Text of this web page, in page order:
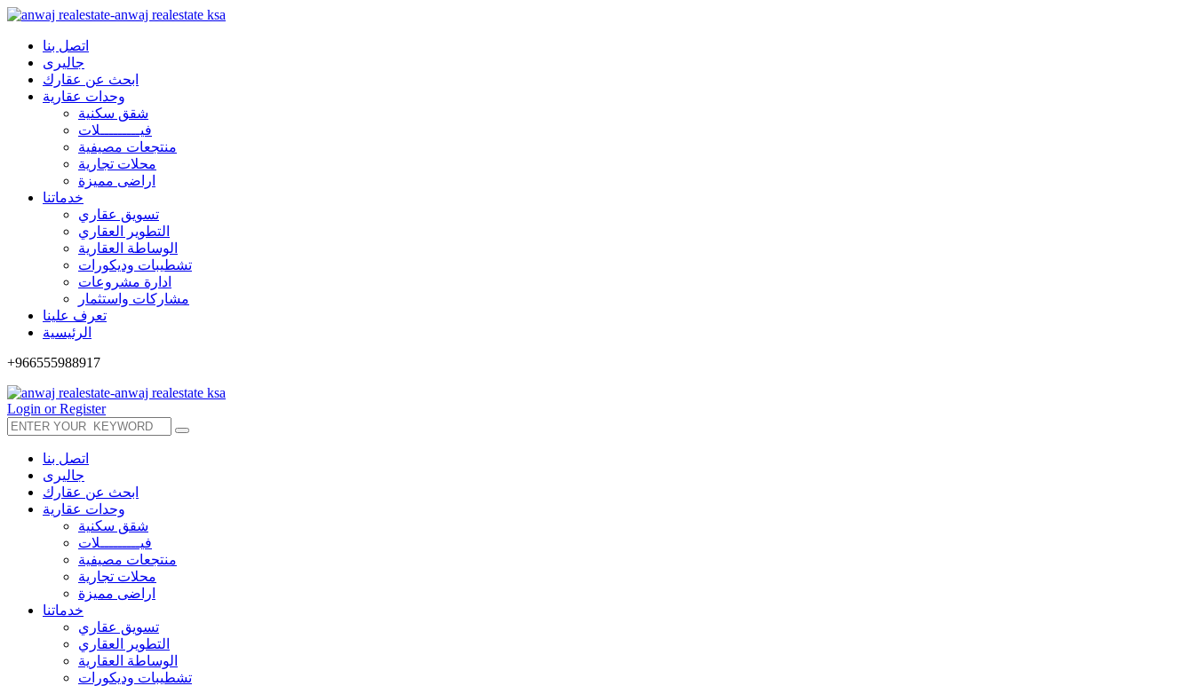
اتصل بنا
جاليرى
ابحث عن عقارك
وحدات عقارية
شقق سكنية
فيـــــــــلات
منتجعات مصيفية
محلات تجارية
اراضى مميزة
خدماتنا
تسويق عقاري
التطوير العقاري
الوساطة العقارية
تشطيبات وديكورات
ادارة مشروعات
مشاركات واستثمار
تعرف علينا
الرئيسية
+966555988917
Login or Register
اتصل بنا
جاليرى
ابحث عن عقارك
وحدات عقارية
شقق سكنية
فيـــــــــلات
منتجعات مصيفية
محلات تجارية
اراضى مميزة
خدماتنا
تسويق عقاري
التطوير العقاري
الوساطة العقارية
تشطيبات وديكورات